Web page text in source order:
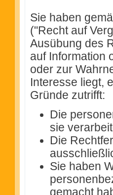
Sie haben
("Recht auf
Ausübung des
auf Information
oder zur
Interesse liegt,
Gründe zutrifft:
Die
sie
Die
Sie haben
gemacht